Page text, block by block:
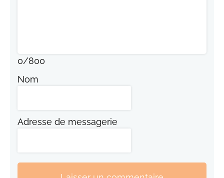
0/800
Nom
Adresse de messagerie